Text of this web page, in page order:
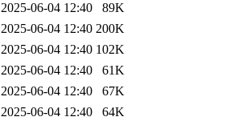
2025-06-04 12:40
89K
2025-06-04 12:40 200K
2025-06-04 12:40 102K
2025-06-04 12:40
61K
2025-06-04 12:40
67K
2025-06-04 12:40
64K